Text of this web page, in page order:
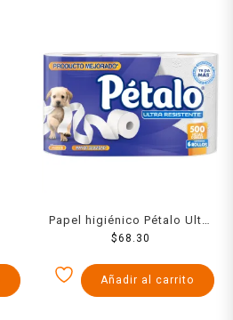
Papel higiénico Pétalo Ultra
resistente 6 rollos de 500
$68.30
Añadir al carrito